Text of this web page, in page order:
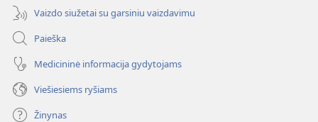
Vaizdo siužetai su garsiniu vaizdavimu
Paieška
Medicininė informacija gydytojams
Viešiesiems ryšiams
Žinynas